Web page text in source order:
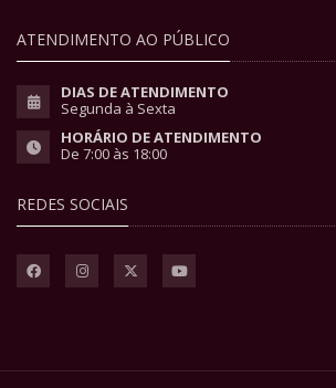
ATENDIMENTO AO PÚBLICO
DIAS DE ATENDIMENTO
Segunda à Sexta
HORÁRIO DE ATENDIMENTO
De 7:00 às 18:00
REDES SOCIAIS